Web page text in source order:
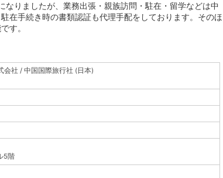
りましたが、業務出張・親族訪問・駐在・留学などは中
在手続き時の書類認証も代理手配をしております。そのほ
す。
会社 / 中国国際旅行社 (日本)
5階